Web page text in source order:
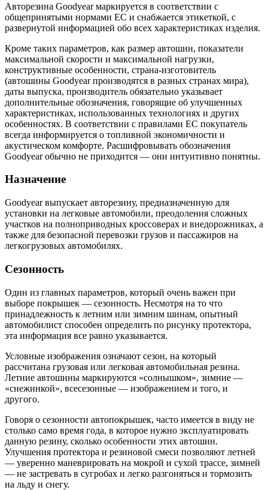
Авторезина Goodyear маркируется в соответствии с
общепринятыми нормами ЕС и снабжается этикеткой, с
развернутой информацией обо всех характеристиках изделия.
Кроме таких параметров, как размер автошин, показатели
максимальной скорости и максимальной нагрузки,
конструктивные особенности, страна-изготовитель
(автошины Goodyear производятся в разных странах мира),
даты выпуска, производитель обязательно указывает
дополнительные обозначения, говорящие об улучшенных
характеристиках, использованных технологиях и других
особенностях. В соответствии с правилами ЕС покупатель
всегда информируется о топливной экономичности и
акустическом комфорте. Расшифровывать обозначения
Goodyear обычно не приходится — они интуитивно понятны.
Назначение
Goodyear выпускает авторезину, предназначенную для
установки на легковые автомобили, преодоления сложных
участков на полноприводных кроссоверах и внедорожниках, а
также для безопасной перевозки грузов и пассажиров на
легкогрузовых автомобилях.
Сезонность
Один из главных параметров, который очень важен при
выборе покрышек — сезонность. Несмотря на то что
принадлежность к летним или зимним шинам, опытный
автомобилист способен определить по рисунку протектора,
эта информация все равно указывается.
Условные изображения означают сезон, на который
рассчитана грузовая или легковая автомобильная резина.
Летние автошины маркируются «солнышком», зимние —
«снежинкой», всесезонные — изображением и того, и
другого.
Говоря о сезонности автопокрышек, часто имеется в виду не
столько само время года, в которое нужно эксплуатировать
данную резину, сколько особенности этих автошин.
Улучшения протектора и резиновой смеси позволяют летней
— уверенно маневрировать на мокрой и сухой трассе, зимней
— не застревать в сугробах и легко разгоняться и тормозить
на льду и снегу.